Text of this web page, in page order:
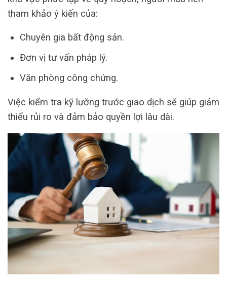
tham khảo ý kiến của:
Chuyên gia bất động sản.
Đơn vị tư vấn pháp lý.
Văn phòng công chứng.
Việc kiểm tra kỹ lưỡng trước giao dịch sẽ giúp giảm
thiểu rủi ro và đảm bảo quyền lợi lâu dài.